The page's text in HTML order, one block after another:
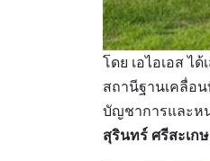
โดย เอไอเอส ไ
สถานีฐานเคลื่อ
บัญชาการและห
สุรินทร์ ศรีสะเก